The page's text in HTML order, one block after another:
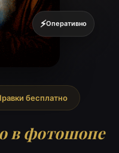
бесплатно
в фотошопе
⚡Оперативно